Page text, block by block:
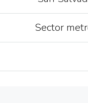
Sector